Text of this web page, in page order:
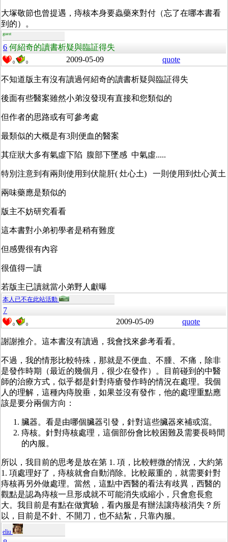
大塚敬節也曾提遇，痔核本身要蟲藥來對付（忘了在哪本書看
到的）。
guest
6 何紹奇的讀書析疑與臨証得失
0 0 2009-05-09 quote
不知道版主有沒有讀過何紹奇的讀書析疑與臨証得失
後面有些醫案雖然小弟沒發現有直接和您類似的
但作者的思路或有可參考處
最類似的大概是有3則便血的醫案
其症狀大多有氣虛下陷 腹部下墜感 中氣虛.....
特別注意到有兩則使用到伏龍肝( 灶心土) 一則使用到灶心黃土
兩味藥應是類似的
版主不妨研究看看
這本書對小弟初學者是稍有難度
但感覺很有內容
很值得一讀
若版主已讀就當小弟野人獻曝
本人已不在此站活動
7
0 0 2009-05-09 quote
謝謝推介。這本書沒有讀過，我會找來參考看看。
不過，我的情形比較特殊，那就是不便血、不腫、不痛，除非
是發作時期（最近的幾個月，很少在發作）。目前碰到的中醫
師的治療方式，似乎都是針對痔瘡發作時的情況在處理。我個
人的理解，這種內痔脫垂，如果並沒有發作，他的處理重點應
該是要分兩個方向：
臟器。看是由哪個臟器引發，針對這些臟器來補或瀉。
痔核。針對痔核處理，這個部份會比較困難及需要長時間
的內服。
所以，我目前的思考是放在第 1. 項，比較輕微的情況，大約第
1. 項處理好了，痔核就會自動消除。比較嚴重的，就需要針對
痔核再另外做處理。當然，這點中西醫的看法有歧異，西醫的
觀點是認為痔核一旦形成就不可能消失或縮小，只會愈長愈
大。我目前是有點在做實驗，看內服是有辦法讓痔核消失？所
以，目前是不針、不開刀，也不結紮，只靠內服。
eliu